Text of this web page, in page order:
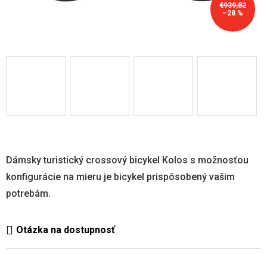
€939,82
–28 %
Dámsky turistický crossový bicykel Kolos s možnosťou
konfigurácie na mieru je bicykel prispôsobený vašim
potrebám.